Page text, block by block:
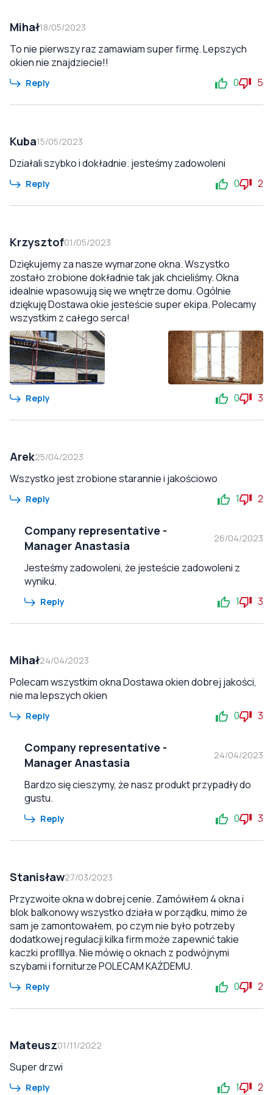
Mihał18/05/2023
To nie pierwszy raz zamawiam super firmę. Lepszych
okien nie znajdziecie!!
Reply 0 5
Kuba15/05/2023
Działali szybko i dokładnie. jesteśmy zadowoleni
Reply 0 2
Krzysztof01/05/2023
Dziękujemy za nasze wymarzone okna. Wszystko
zostało zrobione dokładnie tak jak chcieliśmy. Okna
idealnie wpasowują się we wnętrze domu. Ogólnie
dziękuję Dostawa okie jesteście super ekipa. Polecamy
wszystkim z całego serca!
Reply 0 3
Arek25/04/2023
Wszystko jest zrobione starannie i jakościowo
Reply 1 2
Company representative -
Manager Anastasia
26/04/2023
Jesteśmy zadowoleni, że jesteście zadowoleni z
wyniku.
Reply 1 3
Mihał24/04/2023
Polecam wszystkim okna Dostawa okien dobrej jakości,
nie ma lepszych okien
Reply 0 3
Company representative -
Manager Anastasia
24/04/2023
Bardzo się cieszymy, że nasz produkt przypadły do
gustu.
Reply 0 3
Stanisław27/03/2023
Przyzwoite okna w dobrej cenie. Zamówiłem 4 okna i
blok balkonowy wszystko działa w porządku, mimo że
sam je zamontowałem, po czym nie było potrzeby
dodatkowej regulacji kilka firm może zapewnić takie
kaczki profIllya. Nie mówię o oknach z podwójnymi
szybami i forniturze POLECAM KAŻDEMU.
Reply 0 2
Mateusz01/11/2022
Super drzwi
Reply 1 2